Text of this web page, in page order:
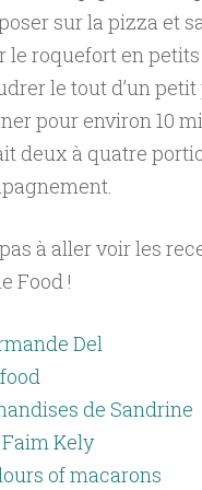
sur la pizza et
le roquefort en
le tout d’un
pour environ 10
deux à quatre
à aller voir les
Food !
Del
de Sandrine
Kely
of macarons